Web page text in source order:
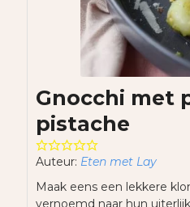
Gnocchi met
pistache
Auteur: Eten met Lay
Maak eens een lekkere
vernoemd naar hun